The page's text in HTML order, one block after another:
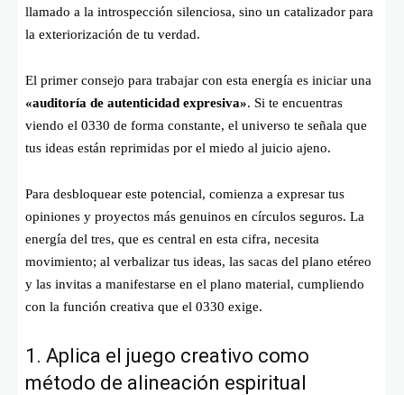
llamado a la introspección silenciosa, sino un catalizador para
la exteriorización de tu verdad.
El primer consejo para trabajar con esta energía es iniciar una
«auditoría de autenticidad expresiva». Si te encuentras
viendo el 0330 de forma constante, el universo te señala que
tus ideas están reprimidas por el miedo al juicio ajeno.
Para desbloquear este potencial, comienza a expresar tus
opiniones y proyectos más genuinos en círculos seguros. La
energía del tres, que es central en esta cifra, necesita
movimiento; al verbalizar tus ideas, las sacas del plano etéreo
y las invitas a manifestarse en el plano material, cumpliendo
con la función creativa que el 0330 exige.
1. Aplica el juego creativo como
método de alineación espiritual